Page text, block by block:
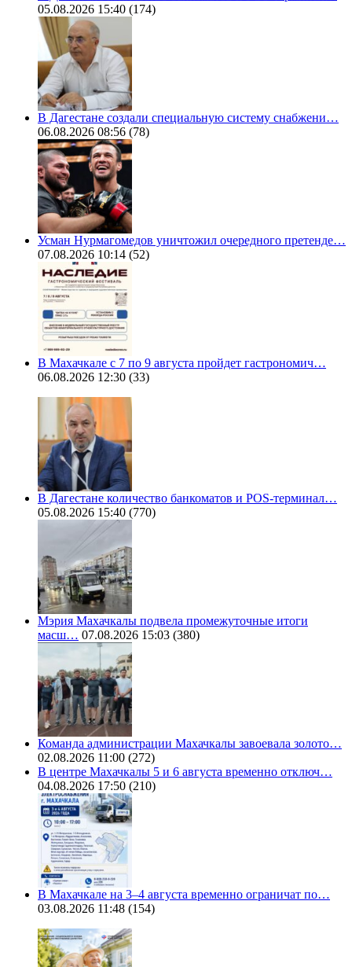
05.08.2026 15:40 (174)
В Дагестане создали специальную систему снабжени…
06.08.2026 08:56 (78)
Усман Нурмагомедов уничтожил очередного претенде…
07.08.2026 10:14 (52)
В Махачкале с 7 по 9 августа пройдет гастрономич…
06.08.2026 12:30 (33)
В Дагестане количество банкоматов и POS-терминал…
05.08.2026 15:40 (770)
Мэрия Махачкалы подвела промежуточные итоги
масш… 07.08.2026 15:03 (380)
Команда администрации Махачкалы завоевала золото…
02.08.2026 11:00 (272)
В центре Махачкалы 5 и 6 августа временно отключ…
04.08.2026 17:50 (210)
В Махачкале на 3–4 августа временно ограничат по…
03.08.2026 11:48 (154)